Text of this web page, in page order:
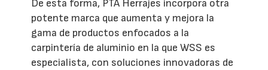
De esta forma, PTA Herrajes incorpora otra
potente marca que aumenta y mejora la
gama de productos enfocados a la
carpintería de aluminio en la que WSS es
especialista, con soluciones innovadoras de